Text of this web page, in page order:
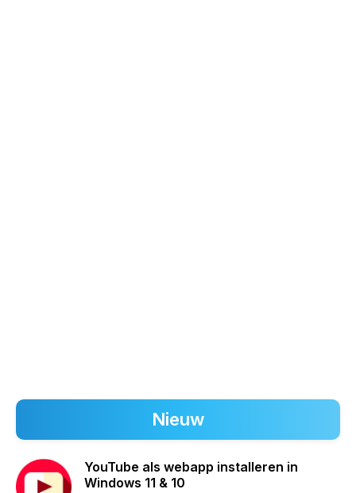
Nieuw
YouTube als webapp installeren in
Windows 11 & 10